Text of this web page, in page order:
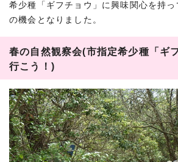
希少種「ギフチョウ」に興味関心を持
の機会となりました。
春の自然観察会(市指定希少種「ギ
行こう！)